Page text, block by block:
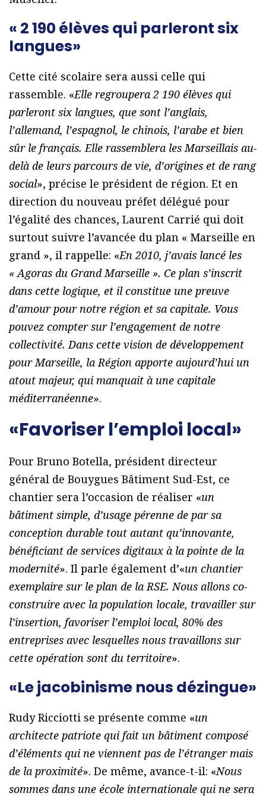
« 2 190 élèves qui parleront six
langues»
Cette cité scolaire sera aussi celle qui
rassemble. «Elle regroupera 2 190 élèves qui
parleront six langues, que sont l’anglais,
l’allemand, l’espagnol, le chinois, l’arabe et bien
sûr le français. Elle rassemblera les Marseillais au-
delà de leurs parcours de vie, d’origines et de rang
social», précise le président de région. Et en
direction du nouveau préfet délégué pour
l’égalité des chances, Laurent Carrié qui doit
surtout suivre l’avancée du plan « Marseille en
grand », il rappelle: «En 2010, j’avais lancé les
« Agoras du Grand Marseille ». Ce plan s’inscrit
dans cette logique, et il constitue une preuve
d’amour pour notre région et sa capitale. Vous
pouvez compter sur l’engagement de notre
collectivité. Dans cette vision de développement
pour Marseille, la Région apporte aujourd’hui un
atout majeur, qui manquait à une capitale
méditerranéenne».
«Favoriser l’emploi local»
Pour Bruno Botella, président directeur
général de Bouygues Bâtiment Sud-Est, ce
chantier sera l’occasion de réaliser «un
bâtiment simple, d’usage pérenne de par sa
conception durable tout autant qu’innovante,
bénéficiant de services digitaux à la pointe de la
modernité». Il parle également d’«un chantier
exemplaire sur le plan de la RSE. Nous allons co-
construire avec la population locale, travailler sur
l’insertion, favoriser l’emploi local, 80% des
entreprises avec lesquelles nous travaillons sur
cette opération sont du territoire».
«Le jacobinisme nous dézingue»
Rudy Ricciotti se présente comme «un
architecte patriote qui fait un bâtiment composé
d’éléments qui ne viennent pas de l’étranger mais
de la proximité». De même, avance-t-il: «Nous
sommes dans une école internationale qui ne sera